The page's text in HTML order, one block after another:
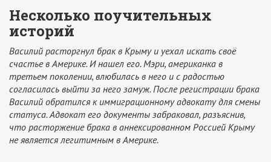
Несколько поучительных
историй
Василий расторгнул брак в Крыму и уехал искать своё
счастье в Америке. И нашел его. Мэри, американка в
третьем поколении, влюбилась в него и с радостью
согласилась выйти за него замуж. После регистрации брака
Василий обратился к иммиграционному адвокату для смены
статуса. Адвокат его документы забраковал, разъяснив,
что расторжение брака в аннексированном Россией Крыму
не является легитимным в Америке.